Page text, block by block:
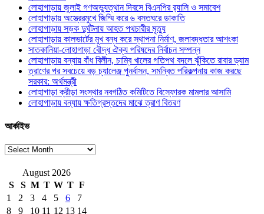
লোহাগাড়ায় জুলাই গণঅভ্যুত্থান দিবসে বিএনপির র‌্যালি ও সমাবেশ
লোহাগাড়ায় অস্ত্রেরমুখে জিম্মি করে ৬ বসতঘরে ডাকাতি
লোহাগাড়ায় সড়ক দুর্ঘটনায় আহত পথচারীর মৃত্যু
লোহাগাড়ায় কালভার্টের মুখ বন্ধ করে স্থাপনা নির্মাণ, জলাবদ্ধতার আশংকা
সাতকানিয়া-লোহাগাড়া বৌদ্ধ ঐক্য পরিষদের নির্বাচন সম্পন্ন
লোহাগাড়ায় বন্যায় বাঁধ বিলীন, চাম্বি খালের গতিপথ বদলে ঝুঁকিতে রাবার ড্যাম
ত্রাণের পর সবচেয়ে বড় চ্যালেঞ্জ পুনর্বাসন, সমন্বিত পরিকল্পনায় কাজ করছে
সরকার: অর্থমন্ত্রী
লোহাগাড়া ক্রীড়া সংস্থার নবগঠিত কমিটিতে বিস্ফোরক মামলার আসামি
লোহাগাড়ায় বন্যায় ক্ষতিগ্রস্তদের মাঝে ত্রাণ বিতরণ
আর্কাইভ
আর্কাইভ
August 2026
S
S M T W T F
1
2 3 4 5 6
7
8
9 10 11 12 13 14